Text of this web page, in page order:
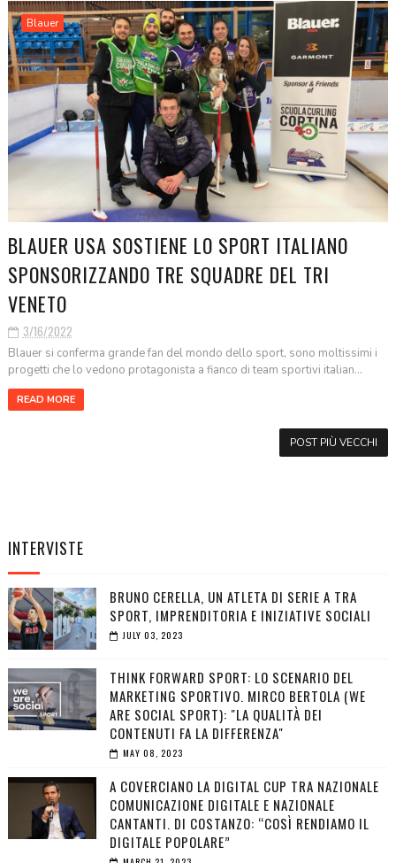
Blauer
BLAUER USA SOSTIENE LO SPORT ITALIANO
SPONSORIZZANDO TRE SQUADRE DEL TRI
VENETO
3/16/2022
Blauer si conferma grande fan del mondo dello sport, sono moltissimi i
progetti che lo vedono protagonista a fianco di team sportivi italian...
READ MORE
POST PIÙ VECCHI
INTERVISTE
BRUNO CERELLA, UN ATLETA DI SERIE A TRA
SPORT, IMPRENDITORIA E INIZIATIVE SOCIALI
JULY 03, 2023
THINK FORWARD SPORT: LO SCENARIO DEL
MARKETING SPORTIVO. MIRCO BERTOLA (WE
ARE SOCIAL SPORT): "LA QUALITÀ DEI
CONTENUTI FA LA DIFFERENZA"
MAY 08, 2023
A COVERCIANO LA DIGITAL CUP TRA NAZIONALE
COMUNICAZIONE DIGITALE E NAZIONALE
CANTANTI. DI COSTANZO: “COSÌ RENDIAMO IL
DIGITALE POPOLARE”